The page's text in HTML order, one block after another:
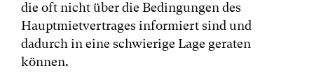
die oft nicht über die Bedingungen des
Hauptmietvertrages informiert sind und
dadurch in eine schwierige Lage geraten
können.